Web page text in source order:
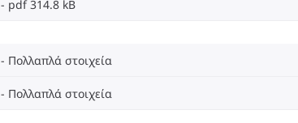
pdf 314.8 kB
Πολλαπλά στοιχεία
Πολλαπλά στοιχεία